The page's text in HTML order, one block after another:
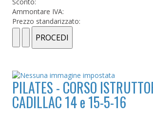
Ammontare IVA:
Prezzo standarizzato:
PILATES - CORSO
CADILLAC 14 e 15-5-16